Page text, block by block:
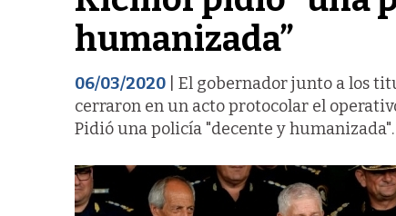
humanizada”
06/03/2020 | El gobernador junto a los
cerraron en un acto protocolar el
Pidió una policía "decente y humanizada".